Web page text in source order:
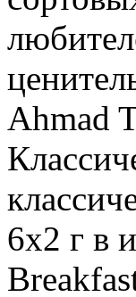
Ahmad
6х2 г в